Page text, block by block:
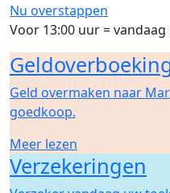
Nu overstappen
Voor 13:00 uur =
Geld overmaken naar
goedkoop.
Meer lezen
Verzekeringen